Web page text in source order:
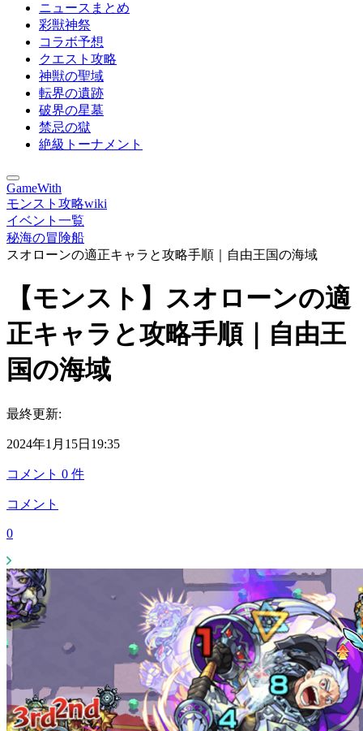
ニュースまとめ
彩獣神祭
コラボ予想
クエスト攻略
神獣の聖域
転界の遺跡
破界の星墓
禁忌の獄
絶級トーナメント
GameWith
モンスト攻略wiki
イベント一覧
秘海の冒険船
スオローンの適正キャラと攻略手順｜自由王国の海域
【モンスト】スオローンの適
正キャラと攻略手順｜自由王
国の海域
最終更新:
2024年1月15日19:35
コメント 0 件
コメント
0